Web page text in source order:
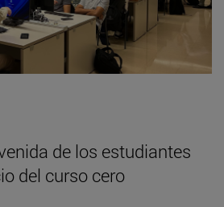
de los estudiantes
del curso cero